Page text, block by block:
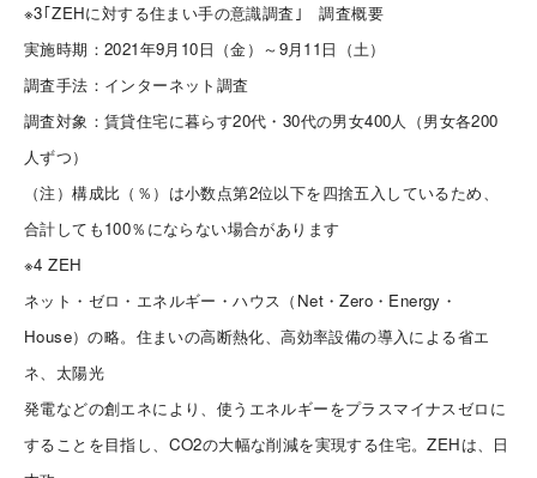
※3｢ZEHに対する住まい手の意識調査｣ 調査概要
実施時期：2021年9月10日（金）～9月11日（土）
調査手法：インターネット調査
調査対象：賃貸住宅に暮らす20代・30代の男女400人（男女各200
人ずつ）
（注）構成比（％）は小数点第2位以下を四捨五入しているため、
合計しても100％にならない場合があります
※4 ZEH
ネット・ゼロ・エネルギー・ハウス（Net・Zero・Energy・
House）の略。住まいの高断熱化、高効率設備の導入による省エ
ネ、太陽光
発電などの創エネにより、使うエネルギーをプラスマイナスゼロに
することを目指し、CO2の大幅な削減を実現する住宅。ZEHは、日